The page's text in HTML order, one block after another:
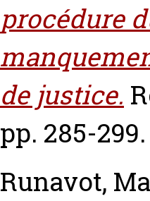
procédure
de justice.
pp. 285-299.
Runavot,